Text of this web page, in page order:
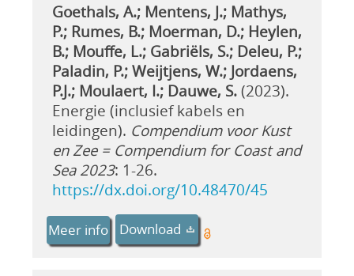
Goethals, A.; Mentens, J.; Mathys,
P.; Rumes, B.; Moerman, D.; Heylen,
B.; Mouffe, L.; Gabriëls, S.; Deleu, P.;
Paladin, P.; Weijtjens, W.; Jordaens,
P.J.; Moulaert, I.; Dauwe, S.(2023).
Energie (inclusief kabels en
leidingen). Compendium voor Kust
en Zee = Compendium for Coast and
Sea 2023: 1-26.
https://dx.doi.org/10.48470/45
Meer info Download